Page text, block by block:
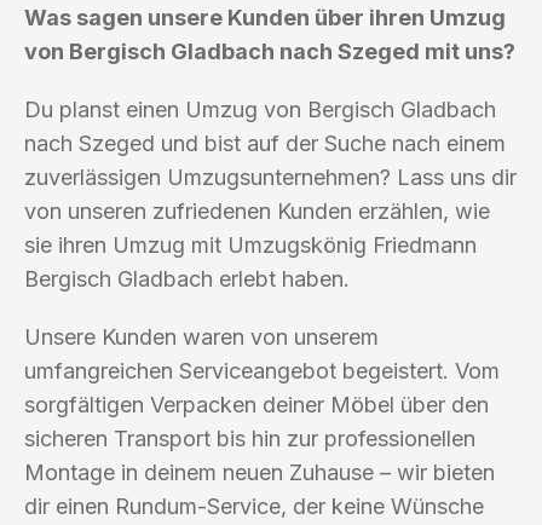
Was sagen unsere Kunden über ihren Umzug
von Bergisch Gladbach nach Szeged mit uns?
Du planst einen Umzug von Bergisch Gladbach
nach Szeged und bist auf der Suche nach einem
zuverlässigen Umzugsunternehmen? Lass uns dir
von unseren zufriedenen Kunden erzählen, wie
sie ihren Umzug mit Umzugskönig Friedmann
Bergisch Gladbach erlebt haben.
Unsere Kunden waren von unserem
umfangreichen Serviceangebot begeistert. Vom
sorgfältigen Verpacken deiner Möbel über den
sicheren Transport bis hin zur professionellen
Montage in deinem neuen Zuhause – wir bieten
dir einen Rundum-Service, der keine Wünsche